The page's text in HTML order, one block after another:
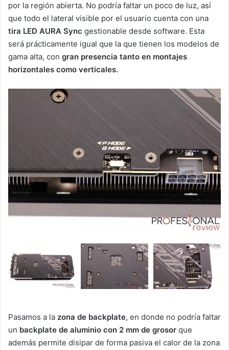
por la región abierta. No podría faltar un poco de luz, así
que todo el lateral visible por el usuario cuenta con una
tira LED AURA Sync gestionable desde software. Esta
será prácticamente igual que la que tienen los modelos de
gama alta, con gran presencia tanto en montajes
horizontales como verticales.
Pasamos a la zona de backplate, en donde no podría faltar
un backplate de aluminio con 2 mm de grosor que
además permite disipar de forma pasiva el calor de la zona